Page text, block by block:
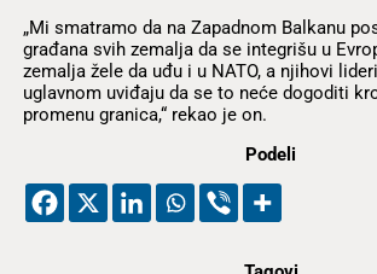
„Mi smatramo da na Zapadnom Balkanu
građana svih zemalja da se integrišu u
zemalja žele da uđu i u NATO, a njihovi
uglavnom uviđaju da se to neće dogoditi
promenu granica,“ rekao je on.
Podeli